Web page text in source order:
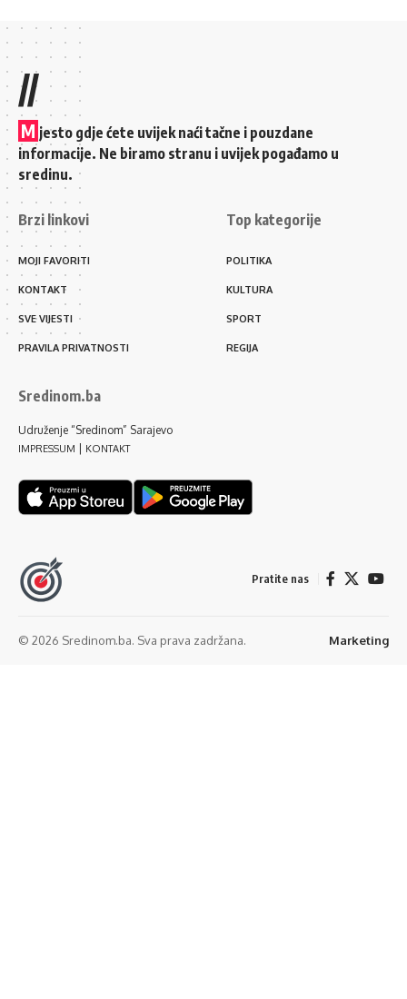
//
M jesto gdje ćete uvijek naći tačne i pouzdane
informacije. Ne biramo stranu i uvijek pogađamo u
sredinu.
Brzi linkovi
MOJI FAVORITI
KONTAKT
SVE VIJESTI
PRAVILA PRIVATNOSTI
Top kategorije
POLITIKA
KULTURA
SPORT
REGIJA
Sredinom.ba
Udruženje “Sredinom” Sarajevo
IMPRESSUM | KONTAKT
Pratite nas
© 2026 Sredinom.ba. Sva prava zadržana. Marketing